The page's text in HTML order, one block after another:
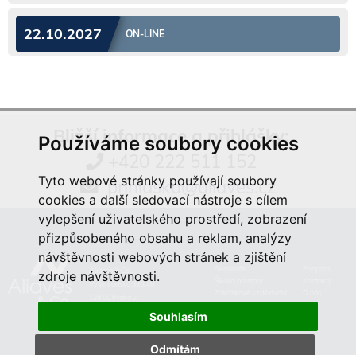
Používáme soubory cookies
Tyto webové stránky používají soubory
cookies a další sledovací nástroje s cílem
vylepšení uživatelského prostředí, zobrazení
přizpůsobeného obsahu a reklam, analýzy
návštěvnosti webových stránek a zjištění
zdroje návštěvnosti.
Souhlasím
Odmítám
22.10.2027 ON-LINE
Bližší informace a přihlášky:
+420 222 511 152
prihlaska@aliaves.cz
Aliaves & Co.,
Vyšehradská 320/49